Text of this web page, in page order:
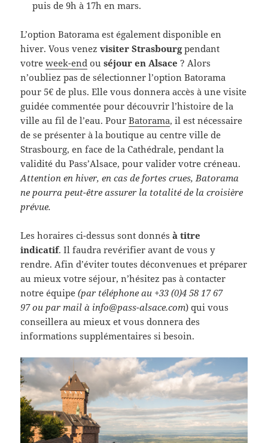
puis de 9h à 17h en mars.
L’option Batorama est également disponible en
hiver. Vous venezvisiter Strasbourgpendant
votreweek-end ouséjour en Alsace? Alors
n’oubliez pas de sélectionner l’option Batorama
pour 5€ de plus. Elle vous donnera accès à une visite
guidée commentée pour découvrir l’histoire de la
ville au fil de l’eau. PourBatorama, il est nécessaire
de se présenter à la boutique au centre ville de
Strasbourg, en face de la Cathédrale, pendant la
validité du Pass’Alsace, pour valider votre créneau.
Attention en hiver, en cas de fortes crues, Batorama
ne pourra peut-être assurer la totalité de la croisière
prévue.
Les horaires ci-dessus sont donnésà titre
indicatif. Il faudra revérifier avant de vous y
rendre. Afin d’éviter toutes déconvenues et préparer
au mieux votre séjour, n’hésitez pas à contacter
notre équipe(par téléphone au +33 (0)4 58 17 67
97 ou par mail à info@pass-alsace.com) qui vous
conseillera au mieux et vous donnera des
informations supplémentaires si besoin.